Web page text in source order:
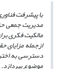
با پیشرفت
مدیریت جمعی
ازجمله مزایای
دسترسی به